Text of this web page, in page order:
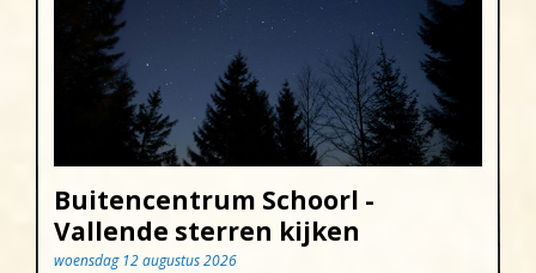
Buitencentrum Schoorl -
Vallende sterren kijken
woensdag 12 augustus 2026